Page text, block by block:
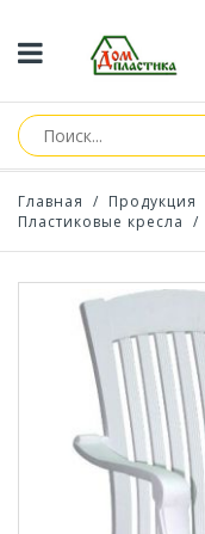
Главная / Продукция
Пластиковые кресла /